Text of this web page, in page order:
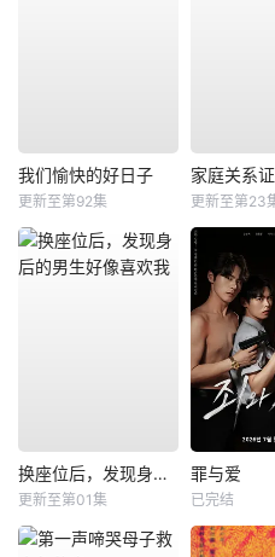
我们愉快的好日子
更新至第92集
家庭关系
更新至第23
换座位后，发现身后的男生好像喜欢我
更新至第01集
罪与爱
已完结